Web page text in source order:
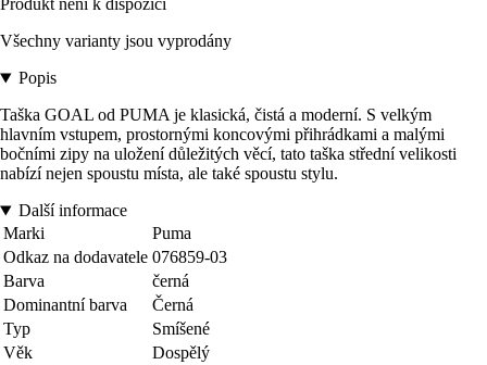
Produkt není k dispozici
Všechny varianty jsou vyprodány
Popis
Taška GOAL od PUMA je klasická, čistá a moderní. S velkým
hlavním vstupem, prostornými koncovými přihrádkami a malými
bočními zipy na uložení důležitých věcí, tato taška střední velikosti
nabízí nejen spoustu místa, ale také spoustu stylu.
Další informace
Marki
Puma
Odkaz na dodavatele 076859-03
Barva
černá
Dominantní barva
Černá
Typ
Smíšené
Věk
Dospělý